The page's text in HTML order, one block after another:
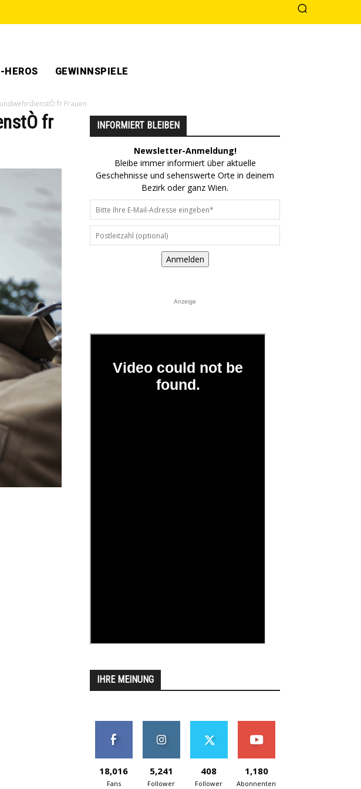
HEROS GEWINNSPIELE
fr Frauen
fr
INFORMIERT BLEIBEN
Newsletter-Anmeldung!
Bleibe immer informiert über aktuelle
Geschehnisse und sehenswerte Orte in deinem
Bezirk oder ganz Wien.
Anmelden
Anzeige
IHRE MEINUNG
18,016
Fans
5,241
Follower
408
Follower
1,180
Abonnenten